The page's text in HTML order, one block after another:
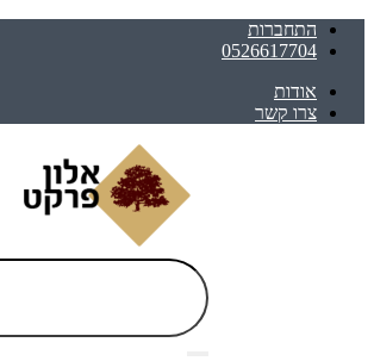
התחברות
0526617704
אודות
צרו קשר